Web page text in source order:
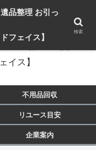
所沢市 川越市 日高市 鶴ヶ島市
イス】
不用品回収
リユース目安
企業案内
品整理 お引っ
フェイス】
検索